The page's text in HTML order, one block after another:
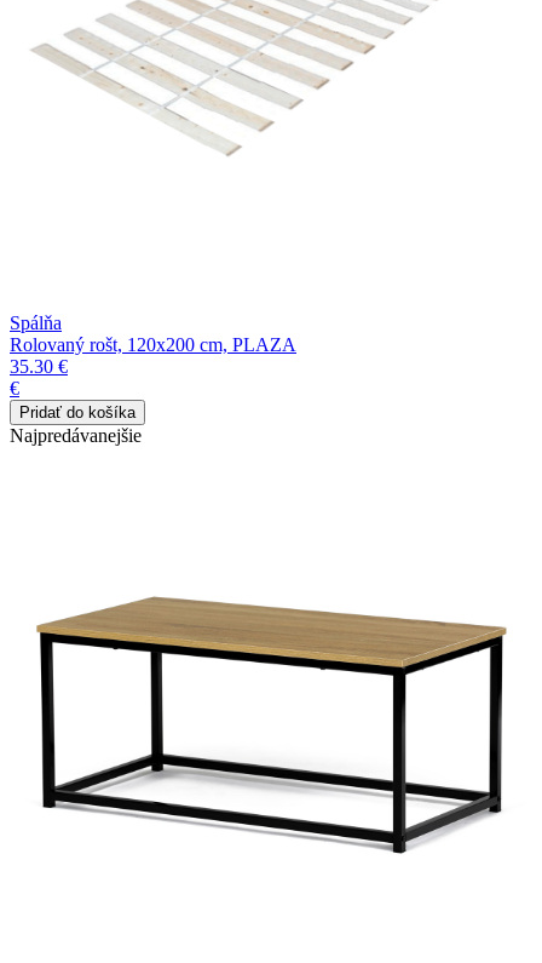
Spálňa
Rolovaný rošt, 120x200 cm, PLAZA
35.30 €
€
Najpredávanejšie